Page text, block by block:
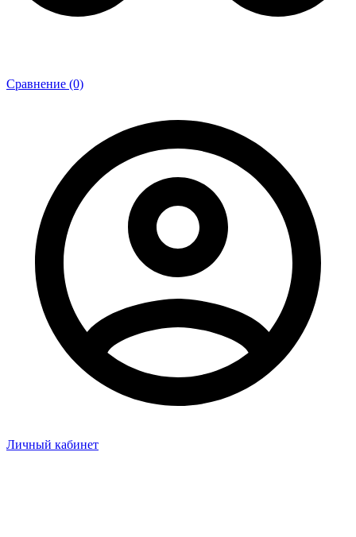
Сравнение (0)
Личный кабинет